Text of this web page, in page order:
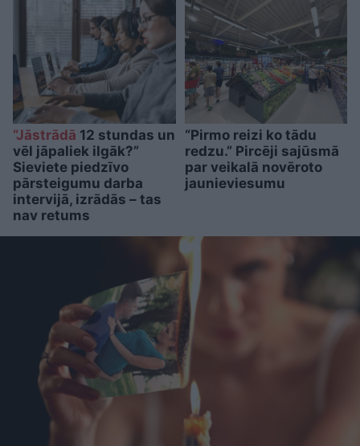
“Jāstrādā 12 stundas un
vēl jāpaliek ilgāk?”
Sieviete piedzīvo
pārsteigumu darba
intervijā, izrādās – tas
nav retums
“Pirmo reizi ko tādu
redzu.” Pircēji sajūsmā
par veikalā novēroto
jaunieviesumu